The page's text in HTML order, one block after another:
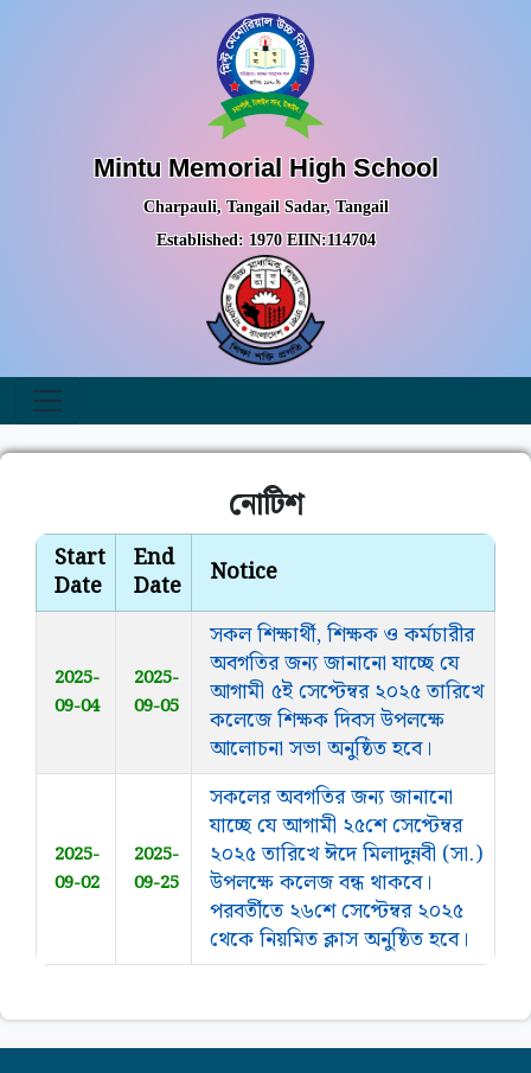
Mintu Memorial High School
Charpauli, Tangail Sadar, Tangail
Established: 1970 EIIN:114704
নোটিশ
Start
Date
End
Date
Notice
2025-
09-04
2025-
09-05
সকল শিক্ষার্থী, শিক্ষক ও কর্মচারীর
অবগতির জন্য জানানো যাচ্ছে যে
আগামী ৫ই সেপ্টেম্বর ২০২৫ তারিখে
কলেজে শিক্ষক দিবস উপলক্ষে
আলোচনা সভা অনুষ্ঠিত হবে।
2025-
09-02
2025-
09-25
সকলের অবগতির জন্য জানানো
যাচ্ছে যে আগামী ২৫শে সেপ্টেম্বর
২০২৫ তারিখে ঈদে মিলাদুন্নবী (সা.)
উপলক্ষে কলেজ বন্ধ থাকবে।
পরবর্তীতে ২৬শে সেপ্টেম্বর ২০২৫
থেকে নিয়মিত ক্লাস অনুষ্ঠিত হবে।